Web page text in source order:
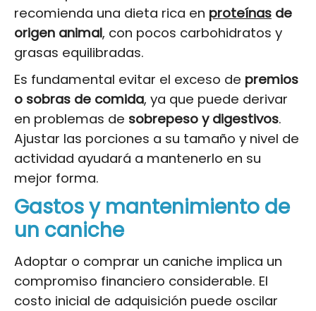
recomienda una dieta rica en proteínas de
origen animal, con pocos carbohidratos y
grasas equilibradas.
Es fundamental evitar el exceso de premios
o sobras de comida, ya que puede derivar
en problemas de sobrepeso y digestivos.
Ajustar las porciones a su tamaño y nivel de
actividad ayudará a mantenerlo en su
mejor forma.
Gastos y mantenimiento de
un caniche
Adoptar o comprar un caniche implica un
compromiso financiero considerable. El
costo inicial de adquisición puede oscilar